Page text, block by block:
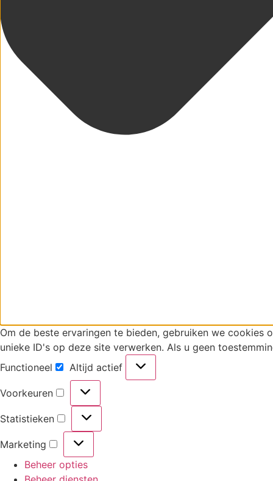
Om de beste ervaringen te bieden, gebruiken we
unieke ID's op deze site verwerken. Als u geen
Functioneel
Functioneel
Altijd actief
Voorkeuren
Voorkeuren
Statistieken
Statistieken
Marketing
Marketing
Beheer opties